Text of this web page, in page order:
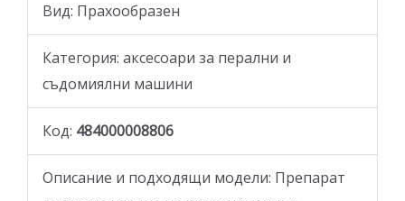
Вид: Прахообразен
Категория: аксесоари за перални и
съдомиялни машини
Код: 484000008806
Описание и подходящи модели: Препарат